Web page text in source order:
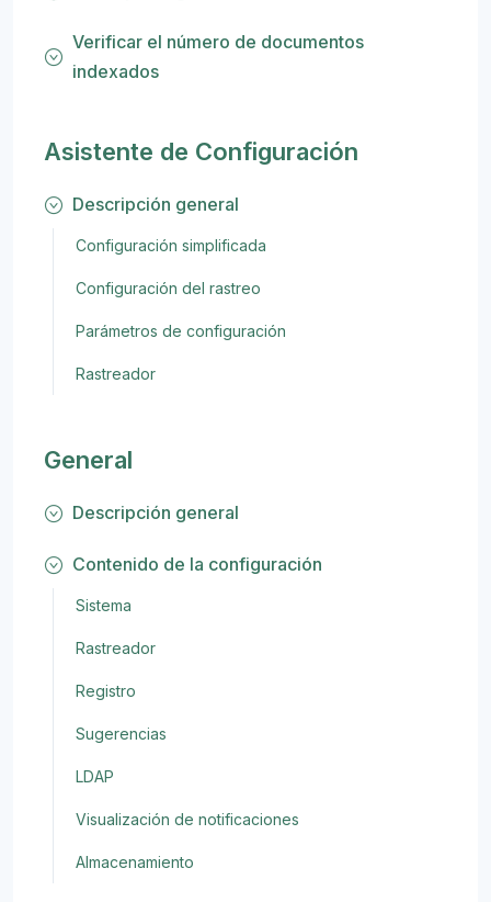
Verificar el número de documentos
indexados
Asistente de Configuración
Descripción general
Configuración simplificada
Configuración del rastreo
Parámetros de configuración
Rastreador
General
Descripción general
Contenido de la configuración
Sistema
Rastreador
Registro
Sugerencias
LDAP
Visualización de notificaciones
Almacenamiento